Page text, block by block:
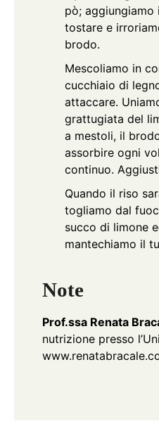
pò;
tostare e
brodo.
Mescoliamo in
cucchiaio di
attaccare.
grattugiata del
a mestoli, il
assorbire ogni
continuo.
Quando il riso
togliamo dal
succo di limone
mantechiamo il
Note
Prof.ssa Renata
nutrizione presso